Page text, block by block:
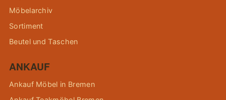
Möbelarchiv
Sortiment
Beutel und Taschen
ANKAUF
Ankauf Möbel in Bremen